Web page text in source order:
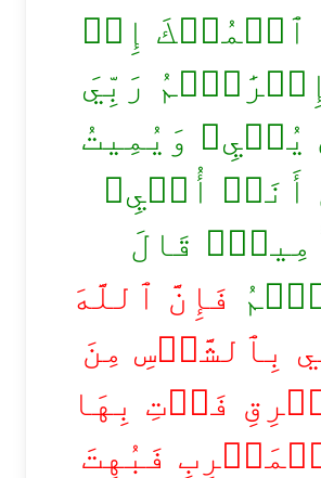
ٱلۡمُلۡكَ إِذۡ
إِبۡرَٰهِ‍ۧمُ رَبِّيَ
يُحۡيِۦ وَيُمِيتُ
أَنَا۠ أُحۡيِۦ
قَالَ
فَإِنَّ ٱللَّهَ
بِٱلشَّمۡسِ مِنَ
فَأۡتِ بِهَا
فَبُهِتَ